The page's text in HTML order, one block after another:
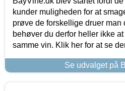
kunder muligheden for at
prøve de forskellige druer man
behøver du derfor heller ikke
samme vin. Klik her for at se
Se udvalget på